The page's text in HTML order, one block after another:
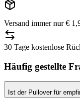
Versand immer nur €
30 Tage kostenlose
Häufig gestellte
Ist der Pullover für